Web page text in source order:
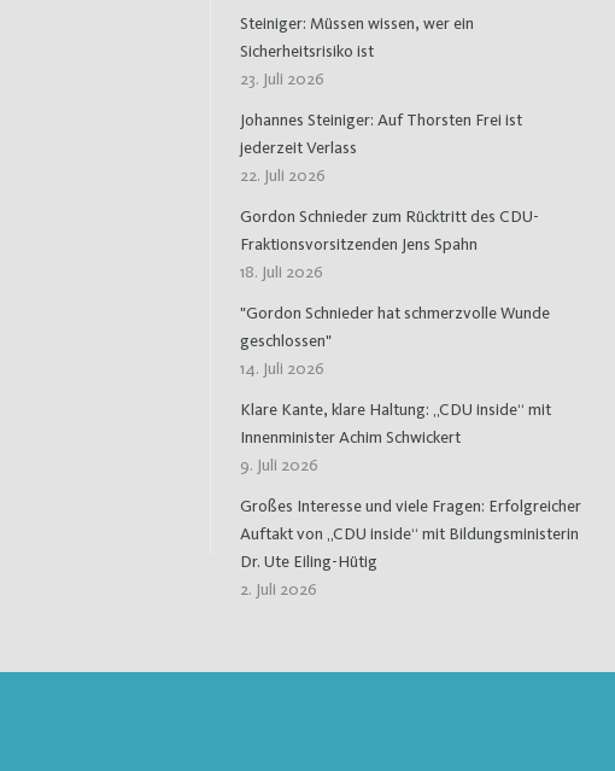
Steiniger: Müssen wissen, wer ein
Sicherheitsrisiko ist
23. Juli 2026
Johannes Steiniger: Auf Thorsten Frei ist
jederzeit Verlass
22. Juli 2026
Gordon Schnieder zum Rücktritt des CDU-
Fraktionsvorsitzenden Jens Spahn
18. Juli 2026
"Gordon Schnieder hat schmerzvolle Wunde
geschlossen"
14. Juli 2026
Klare Kante, klare Haltung: „CDU inside“ mit
Innenminister Achim Schwickert
9. Juli 2026
Großes Interesse und viele Fragen: Erfolgreicher
Auftakt von „CDU inside“ mit Bildungsministerin
Dr. Ute Eiling-Hütig
2. Juli 2026